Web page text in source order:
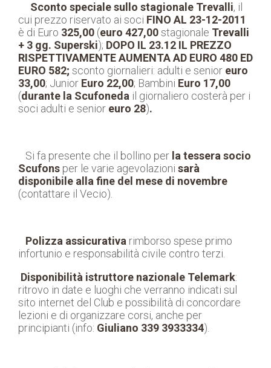
Sconto speciale su llo stagionale Trevalli, il
cui prezzo riservato ai soci FINO AL 23-12-2011
è di Euro 325,00 (euro 427,00stagionale Trevalli
+ 3 gg. Superski); DOPO IL 23.12 IL PREZZO
RISPETTIVAMENTE AUMENTA AD EURO 480 ED
EURO 582; sconto giornalieri: adulti e senior euro
33,00; Junior Euro 22,00; Bambini Euro 17,00
(durante la Scufoneda il giornaliero costerà per i
soci adulti e senior euro 28).
Si fa presente che il bollino per la tessera socio
Scufons per le varie agevolazioni sarà
disponibile alla fine del mese di novembre
(contattare il Vecio).
Polizza assicurativa rimborso spese primo
infortunio e responsabilità civile contro terzi.
Disponibilità istruttore nazionale Telemark:
ritrovo in date e luoghi che verranno indicati sul
sito internet del Club e possibilità di concordare
lezioni e di organizzare corsi, anche per
principianti (info: Giuliano 339 3933334).